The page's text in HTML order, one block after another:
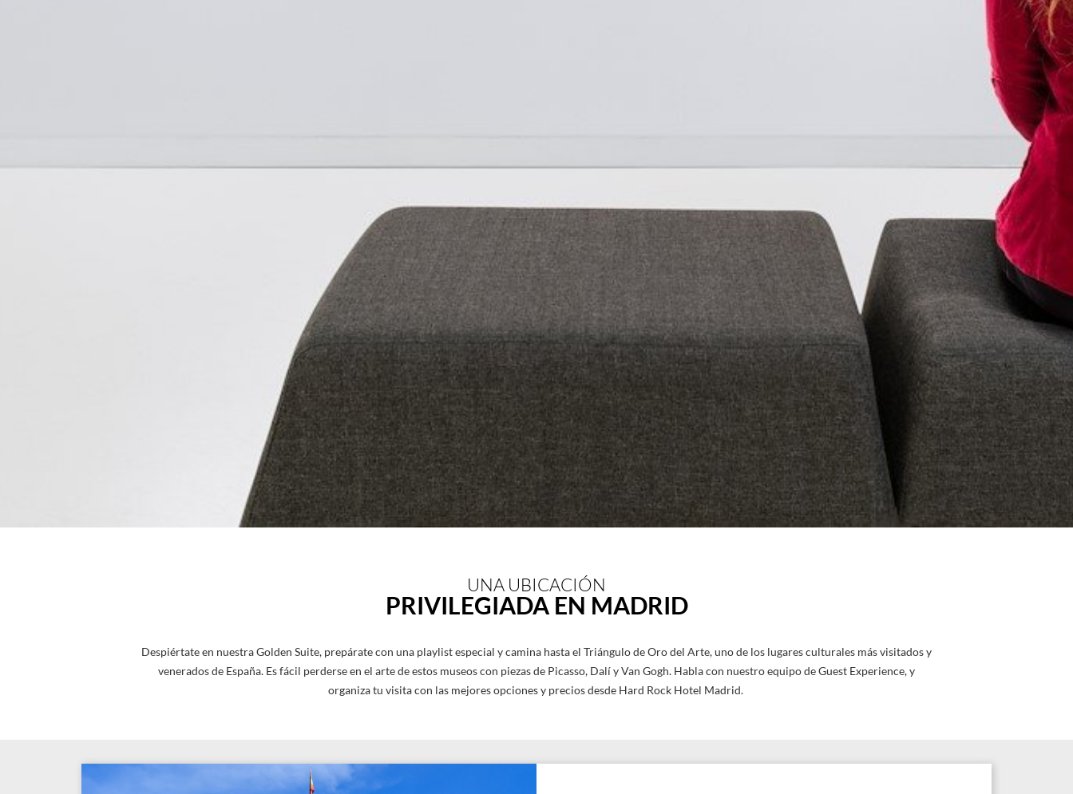
UNA UBICACIÓN
PRIVILEGIADA EN MADRID
Despiértate en nuestra Golden Suite, prepárate con una playlist especial y camina hasta el Triángulo de Oro del Arte, uno de los lugares culturales más visitados y
venerados de España. Es fácil perderse en el arte de estos museos con piezas de Picasso, Dalí y Van Gogh. Habla con nuestro equipo de Guest Experience, y
organiza tu visita con las mejores opciones y precios desde Hard Rock Hotel Madrid.